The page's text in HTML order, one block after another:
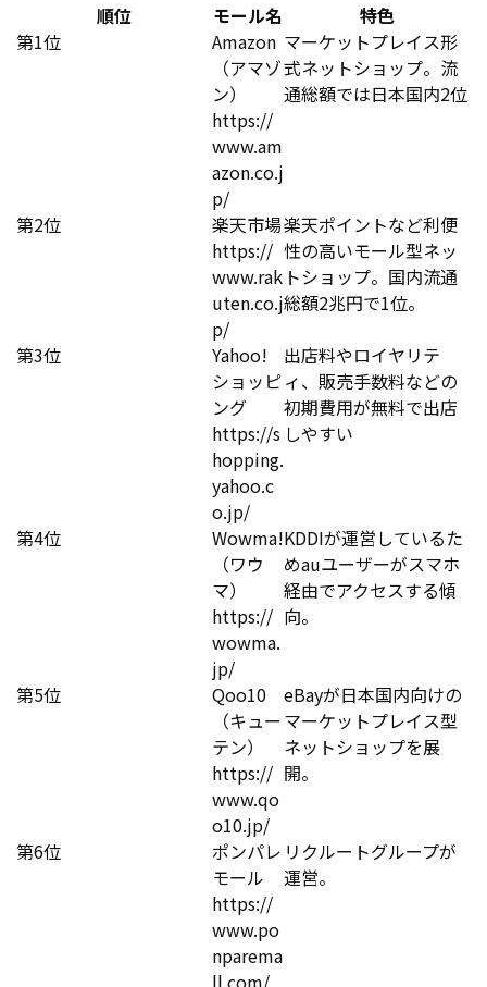
順位 モール名
特色
第1位
Amazon
（アマゾ
ン）
https://
www.am
azon.co.j
p/
マーケットプレイス形
式ネットショップ。流
通総額では日本国内2位
第2位
楽天市場
https://
www.rak
uten.co.j
p/
楽天ポイントなど利便
性の高いモール型ネッ
トショップ。国内流通
総額2兆円で1位。
第3位
Yahoo!
ショッピ
ング
https://s
hopping.
yahoo.c
o.jp/
出店料やロイヤリテ
ィ、販売手数料などの
初期費用が無料で出店
しやすい
第4位
Wowma!
（ワウ
マ）
https://
wowma.
jp/
KDDIが運営しているた
めauユーザーがスマホ
経由でアクセスする傾
向。
第5位
Qoo10
（キュー
テン）
https://
www.qo
o10.jp/
eBayが日本国内向けの
マーケットプレイス型
ネットショップを展
開。
第6位
ポンパレ
モール
https://
www.po
nparema
ll.com/
リクルートグループが
運営。